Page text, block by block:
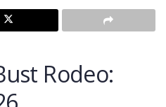
Rodeo: